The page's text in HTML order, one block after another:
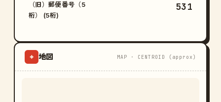
（旧）郵便番号（5
桁） (5桁)
531
⌖ 地図 MAP · CENTROID (approx)